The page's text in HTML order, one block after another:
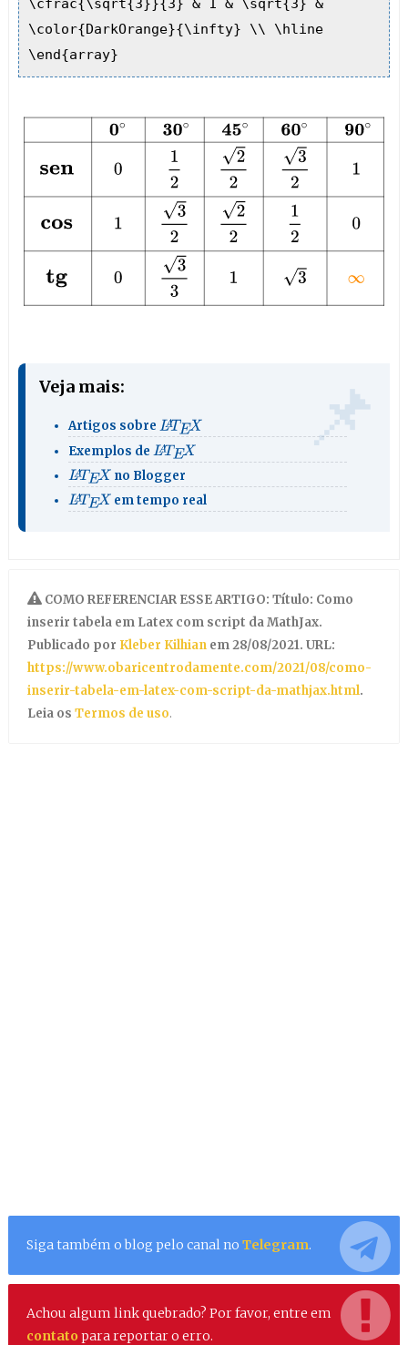
\cfrac{\sqrt{3}}{3} & 1 & \sqrt{3} &
\color{DarkOrange}{\infty} \\ \hline
\end{array}
45∘ 90 en 0 321co 2212
Veja mais:
Artigos sobreLATEX
Exemplos deLATEX
LATEX no Blogger
LATEX em tempo real
COMO REFERENCIAR ESSE ARTIGO: Título: Como
inserir tabela em Latex com script da MathJax.
Publicado por Kleber Kilhian em 28/08/2021. URL:
https://www.obaricentrodamente.com/2021/08/como-
inserir-tabela-em-latex-com-script-da-mathjax.html.
Leia os Termos de uso.
Siga também o blog pelo canal no Telegram.
Achou algum link quebrado? Por favor, entre em
contato para reportar o erro.